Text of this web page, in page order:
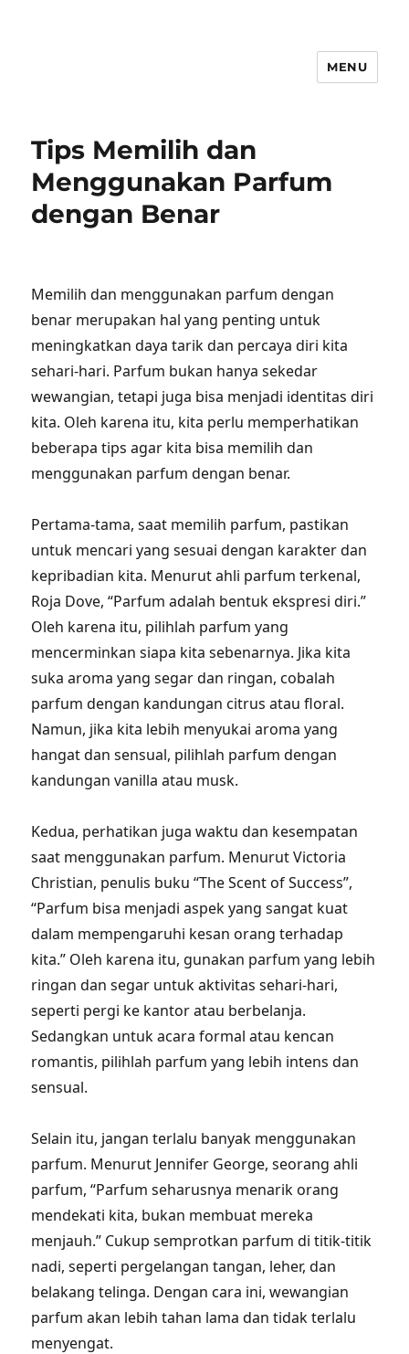
MENU
Tips Memilih dan
Menggunakan Parfum
dengan Benar
Memilih dan menggunakan parfum dengan
benar merupakan hal yang penting untuk
meningkatkan daya tarik dan percaya diri kita
sehari-hari. Parfum bukan hanya sekedar
wewangian, tetapi juga bisa menjadi identitas diri
kita. Oleh karena itu, kita perlu memperhatikan
beberapa tips agar kita bisa memilih dan
menggunakan parfum dengan benar.
Pertama-tama, saat memilih parfum, pastikan
untuk mencari yang sesuai dengan karakter dan
kepribadian kita. Menurut ahli parfum terkenal,
Roja Dove, “Parfum adalah bentuk ekspresi diri.”
Oleh karena itu, pilihlah parfum yang
mencerminkan siapa kita sebenarnya. Jika kita
suka aroma yang segar dan ringan, cobalah
parfum dengan kandungan citrus atau floral.
Namun, jika kita lebih menyukai aroma yang
hangat dan sensual, pilihlah parfum dengan
kandungan vanilla atau musk.
Kedua, perhatikan juga waktu dan kesempatan
saat menggunakan parfum. Menurut Victoria
Christian, penulis buku “The Scent of Success”,
“Parfum bisa menjadi aspek yang sangat kuat
dalam mempengaruhi kesan orang terhadap
kita.” Oleh karena itu, gunakan parfum yang lebih
ringan dan segar untuk aktivitas sehari-hari,
seperti pergi ke kantor atau berbelanja.
Sedangkan untuk acara formal atau kencan
romantis, pilihlah parfum yang lebih intens dan
sensual.
Selain itu, jangan terlalu banyak menggunakan
parfum. Menurut Jennifer George, seorang ahli
parfum, “Parfum seharusnya menarik orang
mendekati kita, bukan membuat mereka
menjauh.” Cukup semprotkan parfum di titik-titik
nadi, seperti pergelangan tangan, leher, dan
belakang telinga. Dengan cara ini, wewangian
parfum akan lebih tahan lama dan tidak terlalu
menyengat.